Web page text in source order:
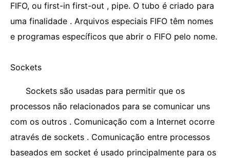
FIFO, ou first-in first-out , pipe. O tubo é criado para
uma finalidade . Arquivos especiais FIFO têm nomes
e programas específicos que abrir o FIFO pelo nome.
Sockets
Sockets são usadas para permitir que os
processos não relacionados para se comunicar uns
com os outros . Comunicação com a Internet ocorre
através de sockets . Comunicação entre processos
baseados em socket é usado principalmente para os